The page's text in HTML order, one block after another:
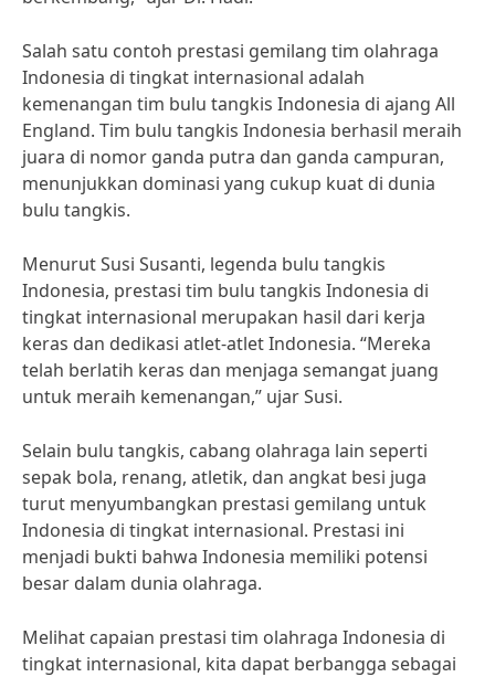
Salah satu contoh prestasi gemilang tim olahraga
Indonesia di tingkat internasional adalah
kemenangan tim bulu tangkis Indonesia di ajang All
England. Tim bulu tangkis Indonesia berhasil meraih
juara di nomor ganda putra dan ganda campuran,
menunjukkan dominasi yang cukup kuat di dunia
bulu tangkis.
Menurut Susi Susanti, legenda bulu tangkis
Indonesia, prestasi tim bulu tangkis Indonesia di
tingkat internasional merupakan hasil dari kerja
keras dan dedikasi atlet-atlet Indonesia. “Mereka
telah berlatih keras dan menjaga semangat juang
untuk meraih kemenangan,” ujar Susi.
Selain bulu tangkis, cabang olahraga lain seperti
sepak bola, renang, atletik, dan angkat besi juga
turut menyumbangkan prestasi gemilang untuk
Indonesia di tingkat internasional. Prestasi ini
menjadi bukti bahwa Indonesia memiliki potensi
besar dalam dunia olahraga.
Melihat capaian prestasi tim olahraga Indonesia di
tingkat internasional, kita dapat berbangga sebagai